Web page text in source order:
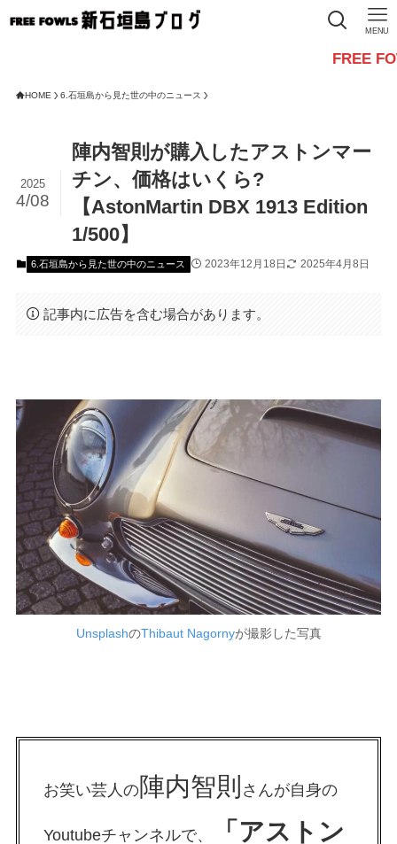
MENU
FREE FOWLSから
HOME 6.石垣島から見た世の中のニュース
陣内智則が購入したアストンマー
チン、価格はいくら?
【AstonMartin DBX 1913 Edition
1/500】
2025
4/08
6.石垣島から見た世の中のニュース 2023年12月18日 2025年4月8日
記事内に広告を含む場合があります。
UnsplashのThibaut Nagornyが撮影した写真
お笑い芸人の陣内智則 さんが自身の
Youtubeチャンネルで、
「アストン